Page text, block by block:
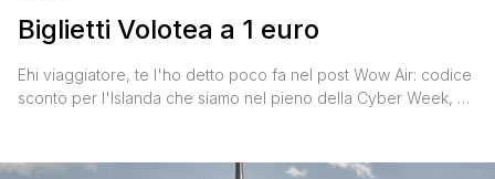
Biglietti Volotea a 1 euro
Ehi viaggiatore, te l'ho detto poco fa nel post Wow Air: codice
sconto per l'Islanda che siamo nel pieno della Cyber Week, e
nel magico mondo dei viaggi low cost. Pensa, poco fa sono